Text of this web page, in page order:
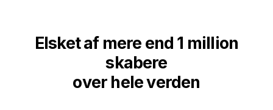
Elsket af mere end 1 million
skabere
over hele verden